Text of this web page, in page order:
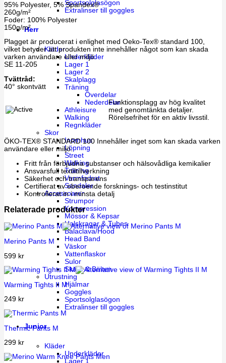
Sportsolglasögon
Extralinser till goggles
Herr
Kläder
Underkläder
Lager 1
Lager 2
Skalplagg
Träning
Överdelar
Nederdelar
Athleisure
Walking
Regnkläder
Skor
Inomhus
Löpning
Street
Walking
Träning
Varmfodrat
Sandaler
Accessoarer
Strumpor
Kompression
Mössor & Kepsar
Halskragar & Tubes
Balaclava/Hood
Head Band
Väskor
Vattenflaskor
Sulor
Skärp & Bälten
Utrustning
Hjälmar
Goggles
Sportsolglasögon
Extralinser till goggles
Junior
Kläder
Underkläder
Lager 1
95% Polyester, 5% Spandex®
260g/m²
Foder: 100% Polyester
150g/m²
Plagget är producerat i enlighet med Oeko-Tex® standard 100,
vilket betyder att produkten inte innehåller något som kan skada
varken användare eller miljö.
SE 11-205
Tvättråd:
40° skontvätt
Funktionsplagg av hög kvalitet
med genomtänkta detaljer.
Rörelsefrihet för en aktiv livsstil.
ÖKO-TEX® STANDARD 100 Innehåller inget som kan skada varken
användare eller miljö.
Fritt från förbjudna substanser och hälsovådliga kemikalier
Ansvarsfull textiltillverkning
Säkerhet och transparens
Certifierat av oberoende forsknings- och testinstitut
Kontrollerat in i minsta detalj
Relaterade produkter
Merino Pants M
599 kr
Warming Tights II M
249 kr
Thermic Pants M
299 kr